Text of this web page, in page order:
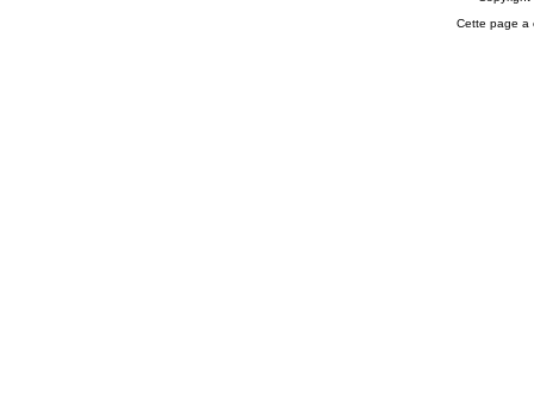
Cette page a